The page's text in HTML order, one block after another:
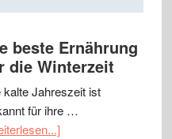
beste Ernährung
die Winterzeit
kalte Jahreszeit ist
für ihre …